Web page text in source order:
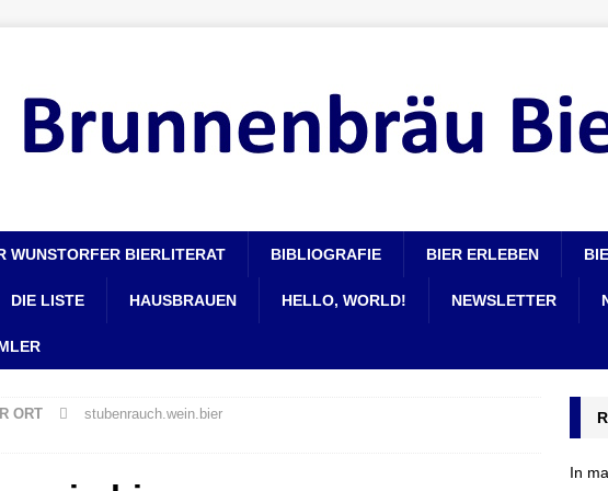
WUNSTORFER BIERLITERAT BIBLIOGRAFIE BIER ERLEBEN
DIE LISTE HAUSBRAUEN HELLO, WORLD! NEWSLETTER
ORT
stubenrauch.wein.bier
In